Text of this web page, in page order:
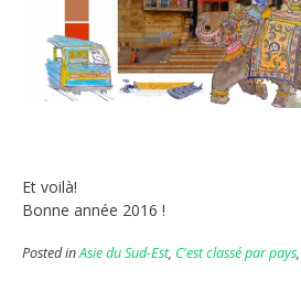
Et voilà!
Bonne année 2016 !
Posted inAsie du Sud-Est, C'est classé par pays,